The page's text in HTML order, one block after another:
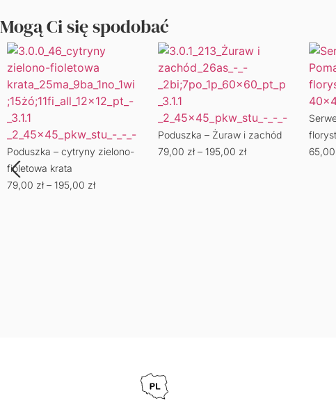
Mogą Ci się spodobać
Poduszka – cytryny zielono-
fioletowa krata
79,00 zł – 195,00 zł
Poduszka – Żuraw i zachód
79,00 zł – 195,00 zł
65,00